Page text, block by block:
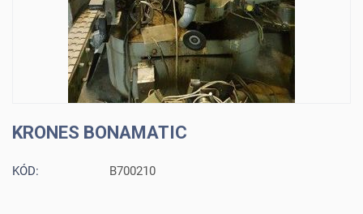
KRONES BONAMATIC
KÓD: B700210